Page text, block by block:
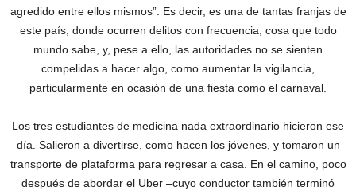
agredido entre ellos mismos”. Es decir, es una de tantas franjas de
este país, donde ocurren delitos con frecuencia, cosa que todo
mundo sabe, y, pese a ello, las autoridades no se sienten
compelidas a hacer algo, como aumentar la vigilancia,
particularmente en ocasión de una fiesta como el carnaval.
Los tres estudiantes de medicina nada extraordinario hicieron ese
día. Salieron a divertirse, como hacen los jóvenes, y tomaron un
transporte de plataforma para regresar a casa. En el camino, poco
después de abordar el Uber –cuyo conductor también terminó